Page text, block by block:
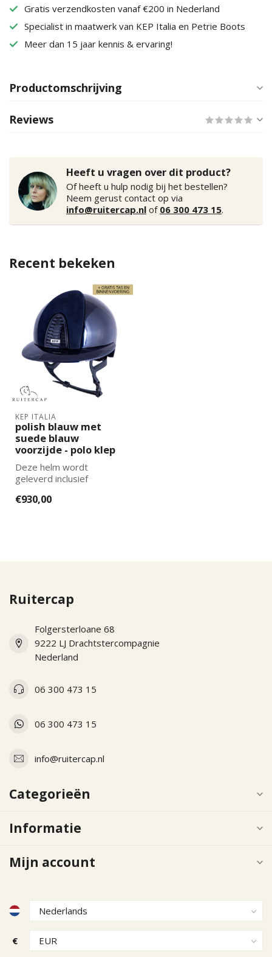
Gratis verzendkosten vanaf €200 in Nederland
Specialist in maatwerk van KEP Italia en Petrie Boots
Meer dan 15 jaar kennis & ervaring!
Productomschrijving
Reviews
Heeft u vragen over dit product?
Of heeft u hulp nodig bij het bestellen?
Neem gerust contact op via
info@ruitercap.nl of 06 300 473 15.
Recent bekeken
KEP ITALIA
polish blauw met
suede blauw
voorzijde - polo klep
Deze helm wordt
geleverd inclusief
Italia captas. De j...
€930,00
Ruitercap
Folgersterloane 68
9222 LJ Drachtstercompagnie
Nederland
06 300 473 15
06 300 473 15
info@ruitercap.nl
Categorieën
Informatie
Mijn account
€